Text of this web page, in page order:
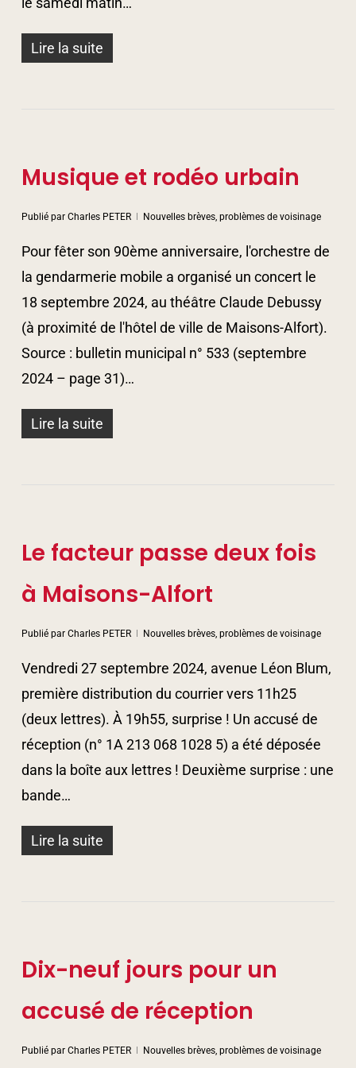
Lire la suite
Musique et rodéo urbain
Publié par Charles PETER Nouvelles brèves, problèmes de voisinage
Pour fêter son 90ème anniversaire, l'orchestre de
la gendarmerie mobile a organisé un concert le
18 septembre 2024, au théâtre Claude Debussy
(à proximité de l'hôtel de ville de Maisons-Alfort).
Source : bulletin municipal n° 533 (septembre
2024 – page 31)…
Lire la suite
Le facteur passe deux fois
à Maisons-Alfort
Publié par Charles PETER Nouvelles brèves, problèmes de voisinage
Vendredi 27 septembre 2024, avenue Léon Blum,
première distribution du courrier vers 11h25
(deux lettres). À 19h55, surprise ! Un accusé de
réception (n° 1A 213 068 1028 5) a été déposée
dans la boîte aux lettres ! Deuxième surprise : une
bande…
Lire la suite
Dix-neuf jours pour un
accusé de réception
Publié par Charles PETER Nouvelles brèves, problèmes de voisinage